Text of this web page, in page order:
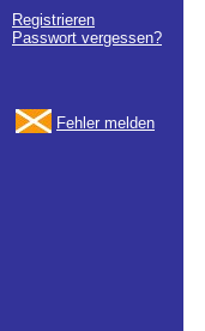
Registrieren
Passwort vergessen?
Fehler melden